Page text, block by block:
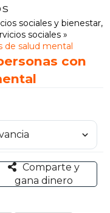
sociales y bienestar,
sociales
de salud mental
con
Comparte y
gana dinero